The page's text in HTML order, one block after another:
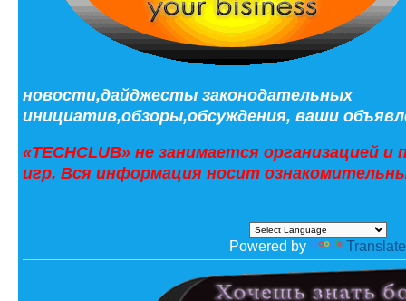
новости,дайджесты законодательных
инициатив,обзоры,обсуждения, ваши
«TECHCLUB» не занимается организацией
игр. Вся информация носит
Powered by Translate